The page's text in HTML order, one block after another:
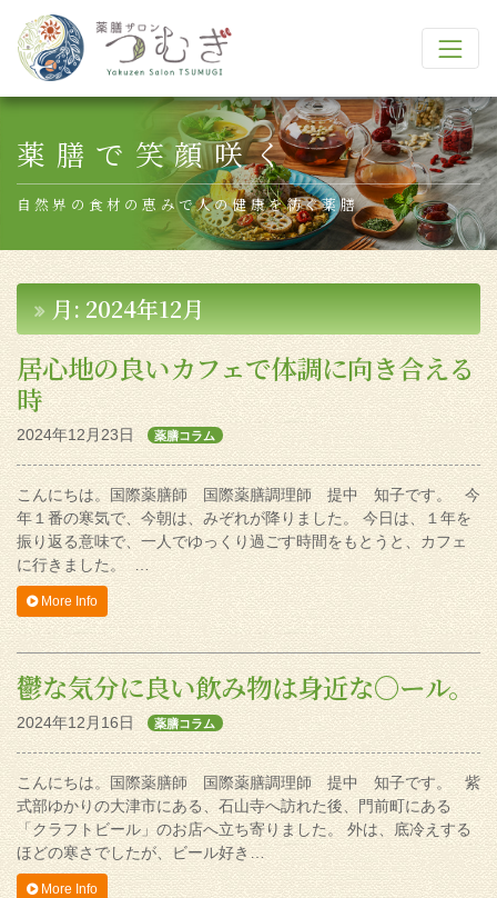
Main Navigation
薬膳で笑顔咲く
自然界の食材の恵みで人の健康を紡ぐ薬膳
月:2024年12月
居心地の良いカフェで体調に向き合える
時
2024年12月23日 薬膳コラム
こんにちは。国際薬膳師 国際薬膳調理師 提中 知子です。 今
年１番の寒気で、今朝は、みぞれが降りました。 今日は、１年を
振り返る意味で、一人でゆっくり過ごす時間をもとうと、カフェ
に行きました。 …
More Info
鬱な気分に良い飲み物は身近な〇ール。
2024年12月16日 薬膳コラム
こんにちは。国際薬膳師 国際薬膳調理師 提中 知子です。 紫
式部ゆかりの大津市にある、石山寺へ訪れた後、門前町にある
「クラフトビール」のお店へ立ち寄りました。 外は、底冷えする
ほどの寒さでしたが、ビール好き…
More Info